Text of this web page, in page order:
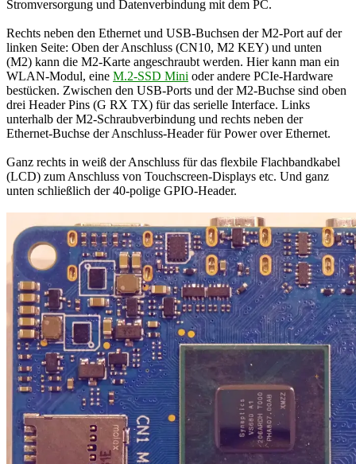
Stromversorgung und Datenverbindung mit dem PC.
Rechts neben den Ethernet und USB-Buchsen der M2-Port auf der
linken Seite: Oben der Anschluss (CN10, M2 KEY) und unten
(M2) kann die M2-Karte angeschraubt werden. Hier kann man ein
WLAN-Modul, eine M.2-SSD Mini oder andere PCIe-Hardware
bestücken. Zwischen den USB-Ports und der M2-Buchse sind oben
drei Header Pins (G RX TX) für das serielle Interface. Links
unterhalb der M2-Schraubverbindung und rechts neben der
Ethernet-Buchse der Anschluss-Header für Power over Ethernet.
Ganz rechts in weiß der Anschluss für das flexbile Flachbandkabel
(LCD) zum Anschluss von Touchscreen-Displays etc. Und ganz
unten schließlich der 40-polige GPIO-Header.